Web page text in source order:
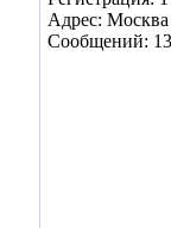
Адрес: Москва
Сообщений: